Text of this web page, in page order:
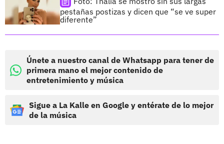
pestañas postizas y dicen que “se ve super
diferente”
Únete a nuestro canal de Whatsapp para tener de
primera mano el mejor contenido de
entretenimiento y música
Sigue a La Kalle en Google y entérate de lo mejor
de la música